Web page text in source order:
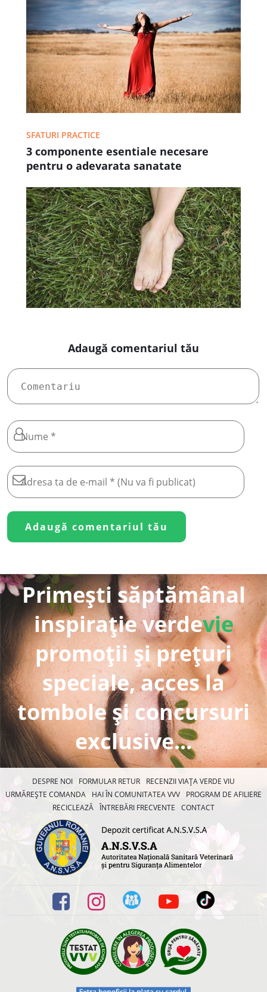
SFATURI PRACTICE
3 componente esentiale necesare
pentru o adevarata sanatate
Adaugă comentariul tău
Primești săptămânal
inspirație verdevie
promoții și prețuri
speciale, acces la
tombole și concursuri
exclusive...
DESPRE NOI FORMULAR RETUR
RECENZII VIAȚA VERDE VIU
URMĂREȘTE COMANDA
HAI ÎN COMUNITATEA VVV
PROGRAM DE AFILIERE
RECICLEAZĂ ÎNTREBĂRI FRECVENTE CONTACT